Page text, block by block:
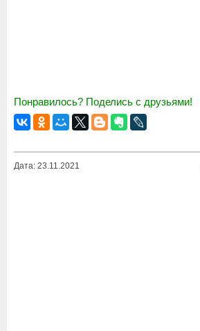
Понравилось? Поделись с друзьями!
Дата: 23.11.2021